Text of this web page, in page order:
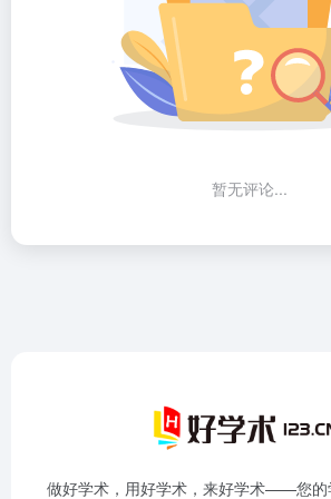
暂无评论...
做好学术，用好学术，来好学术——您的